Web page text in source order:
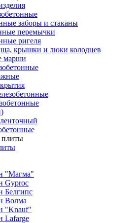
заборы и стаканы
перемычки
ригеля
крышки и люки колодцев
марши
"Магма"
Gyproc
Белгипс
Волма
"Knauf"
Lafarge